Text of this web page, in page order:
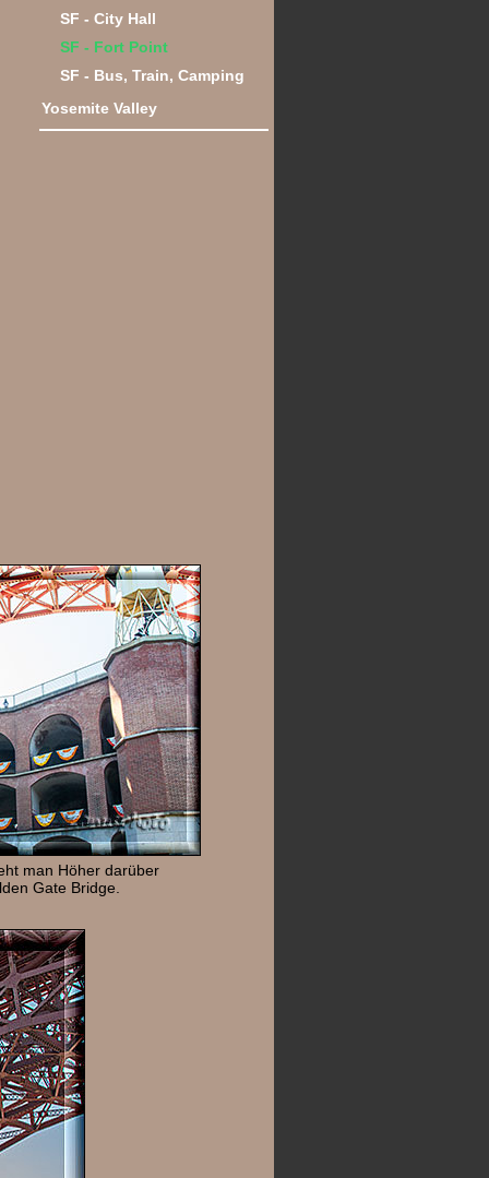
SF - City Hall
SF - Fort Point
SF - Bus, Train, Camping
Yosemite Valley
man Höher darüber
Gate Bridge.